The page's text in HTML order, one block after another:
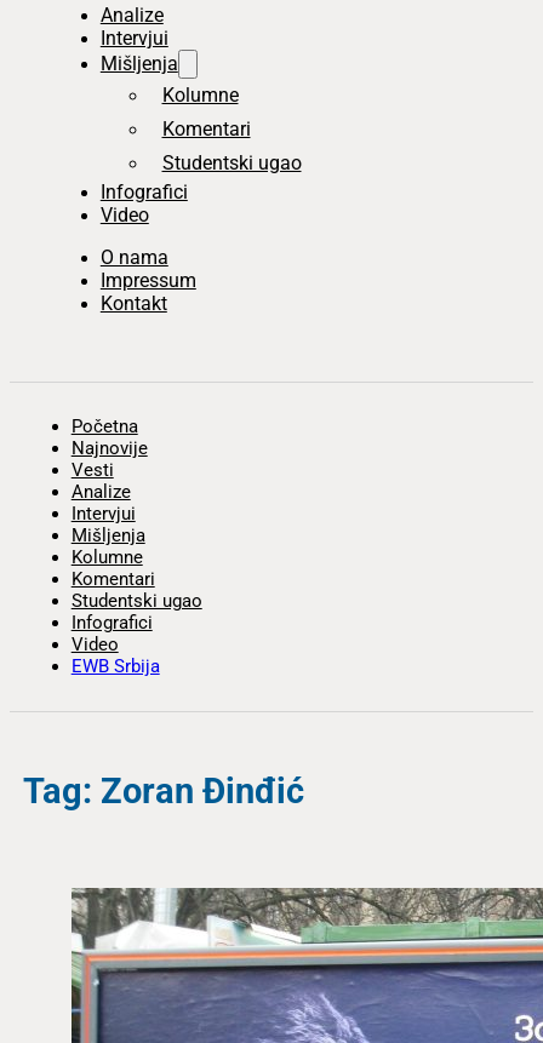
Analize
Intervjui
Mišljenja
Kolumne
Komentari
Studentski ugao
Infografici
Video
O nama
Impressum
Kontakt
Početna
Najnovije
Vesti
Analize
Intervjui
Mišljenja
Kolumne
Komentari
Studentski ugao
Infografici
Video
EWB Srbija
Tag: Zoran Đinđić